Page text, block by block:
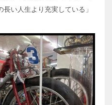
い人生より充実している」